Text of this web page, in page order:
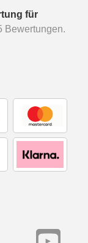
für
Bewertungen.